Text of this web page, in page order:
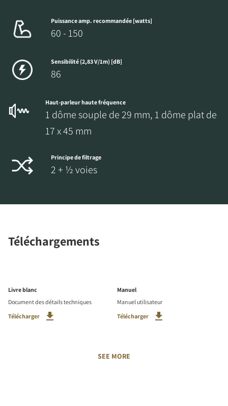
Puissance amp. recommandée [watts]
60 - 150
Sensibilité (2,83 V/1m) [dB]
86
Haut-parleur haute fréquence
1 dôme souple de 29 mm, 1 dôme plat de
17 x 45 mm
Principe de filtrage
2 + ½ voies
Téléchargements
Livre blanc
Document des détails techniques
Télécharger
Manuel
Manuel utilisateur
Télécharger
SEE MORE